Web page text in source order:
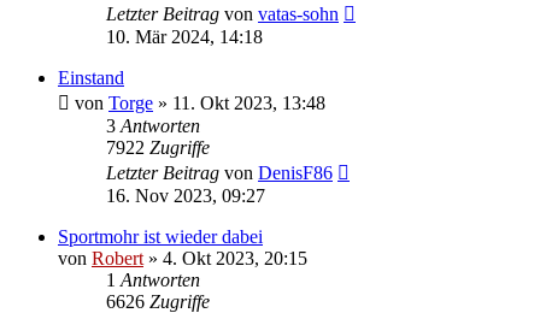
Letzter Beitrag von vatas-sohn
10. Mär 2024, 14:18
Einstand
von Torge » 11. Okt 2023, 13:48
3 Antworten
7922 Zugriffe
Letzter Beitrag von DenisF86
16. Nov 2023, 09:27
Sportmohr ist wieder dabei
von Robert » 4. Okt 2023, 20:15
1 Antworten
6626 Zugriffe